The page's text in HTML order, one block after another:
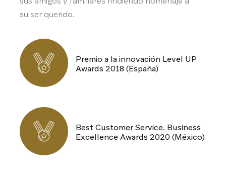
su ser querido.
Premio a la innovación Level UP
Awards 2018 (España)
Best Customer Service. Business
Excellence Awards 2020 (México)